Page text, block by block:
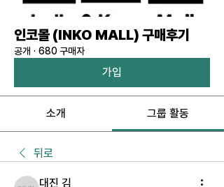
인코몰 (INKO MALL) 구매후기
공개 · 680 구매자
가입
소개 그룹 활동
뒤로
대진 김